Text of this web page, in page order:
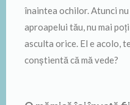
înaintea ochilor. Atunci
aproapelui tău, nu mai
asculta orice. El e acolo,
conștientă că mă vede?